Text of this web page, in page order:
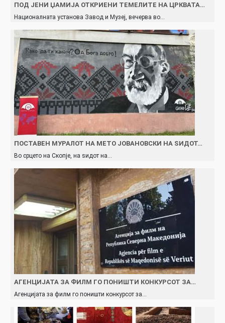
ПОД ЈЕНИ ЏАМИЈА ОТКРИЕНИ ТЕМЕЛИТЕ НА ЦРКВАТА…
Националната установа Завод и Музеј, вечерва во…
ПОСТАВЕН МУРАЛОТ НА МЕТО ЈОВАНОВСКИ НА ЅИДОТ…
Во срцето на Скопје, на ѕидот на…
АГЕНЦИЈАТА ЗА ФИЛМ ГО ПОНИШТИ КОНКУРСОТ ЗА…
Агенцијата за филм го поништи конкурсот за…